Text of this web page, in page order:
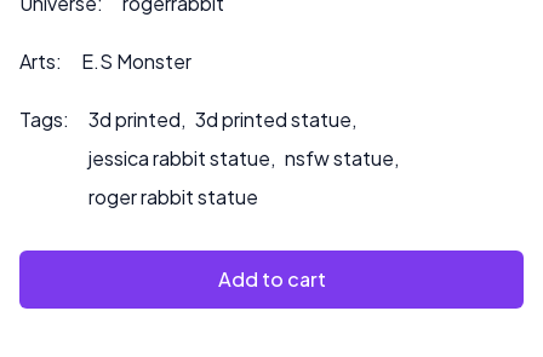
info@sultry3dprints.com
oder wenn Sie möchten, dass wir das Produkt bemalen.
Arts: E.S Monster
Tags: 3d printed, 3d printed statue,
jessica rabbit statue, nsfw statue,
roger rabbit statue
Add to cart